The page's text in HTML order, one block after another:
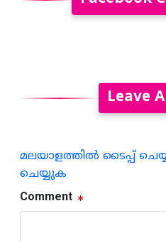
Leave
മലയാളത്തില്‍ ടൈപ്പ്
ചെയ്യുക
Comment